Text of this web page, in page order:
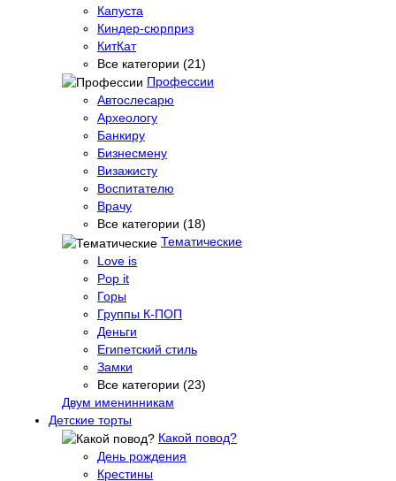
Капуста
Киндер-сюрприз
КитКат
Все категории (21)
Профессии
Автослесарю
Археологу
Банкиру
Бизнесмену
Визажисту
Воспитателю
Врачу
Все категории (18)
Тематические
Love is
Pop it
Горы
Группы К-ПОП
Деньги
Египетский стиль
Замки
Все категории (23)
Двум именинникам
Детские торты
Какой повод?
День рождения
Крестины